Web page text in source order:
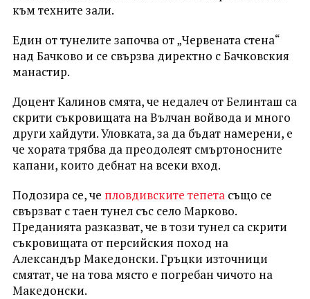
към техните зали.
Един от тунелите започва от „Червената стена“
над Бачково и се свързва директно с Бачковския
манастир.
Доцент Калинов смята, че недалеч от Белинташ са
скрити съкровищата на Вълчан войвода и много
други хайдути. Уловката, за да бъдат намерени, е
че хората трябва да преодолеят смъртоносните
капани, които дебнат на всеки вход.
Подозира се, че пловдивските тепета също се
свързват с таен тунел със село Марково.
Преданията разказват, че в този тунел са скрити
съкровищата от персийския поход на
Александър Македонски. Гръцки източници
смятат, че на това място е погребан чичото на
Македонски.